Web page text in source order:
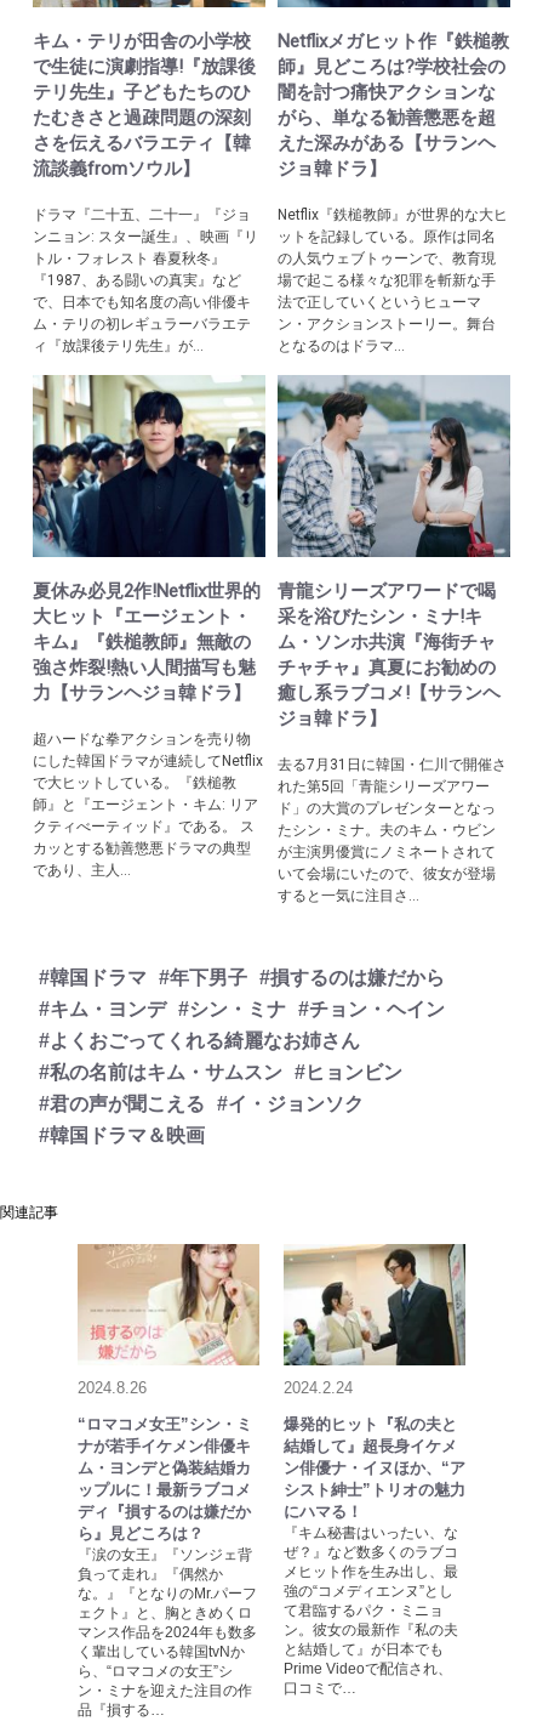
キム・テリが田舎の小学校
で生徒に演劇指導!『放課後
テリ先生』子どもたちのひ
たむきさと過疎問題の深刻
さを伝えるバラエティ【韓
流談義fromソウル】
ドラマ『二十五、二十一』『ジョ
ンニョン: スター誕生』、映画『リ
トル・フォレスト 春夏秋冬』
『1987、ある闘いの真実』など
で、日本でも知名度の高い俳優キ
ム・テリの初レギュラーバラエテ
ィ『放課後テリ先生』が...
Netflixメガヒット作『鉄槌教
師』見どころは?学校社会の
闇を討つ痛快アクションな
がら、単なる勧善懲悪を超
えた深みがある【サランヘ
ジョ韓ドラ】
Netflix『鉄槌教師』が世界的な大ヒ
ットを記録している。原作は同名
の人気ウェブトゥーンで、教育現
場で起こる様々な犯罪を斬新な手
法で正していくというヒューマ
ン・アクションストーリー。舞台
となるのはドラマ...
夏休み必見2作!Netflix世界的
大ヒット『エージェント・
キム』『鉄槌教師』無敵の
強さ炸裂!熱い人間描写も魅
力【サランヘジョ韓ドラ】
超ハードな拳アクションを売り物
にした韓国ドラマが連続してNetflix
で大ヒットしている。『鉄槌教
師』と『エージェント・キム: リア
クティべーティッド』である。 ス
カッとする勧善懲悪ドラマの典型
であり、主人...
青龍シリーズアワードで喝
采を浴びたシン・ミナ!キ
ム・ソンホ共演『海街チャ
チャチャ』真夏にお勧めの
癒し系ラブコメ!【サランヘ
ジョ韓ドラ】
去る7月31日に韓国・仁川で開催さ
れた第5回「青龍シリーズアワー
ド」の大賞のプレゼンターとなっ
たシン・ミナ。夫のキム・ウビン
が主演男優賞にノミネートされて
いて会場にいたので、彼女が登場
すると一気に注目さ...
#韓国ドラマ #年下男子 #損するのは嫌だから
#キム・ヨンデ #シン・ミナ #チョン・ヘイン
#よくおごってくれる綺麗なお姉さん
#私の名前はキム・サムスン #ヒョンビン
#君の声が聞こえる
#イ・ジョンソク
#韓国ドラマ＆映画
関連記事
2024.8.26
“ロマコメ女王”シン・ミ
ナが若手イケメン俳優キ
ム・ヨンデと偽装結婚カ
ップルに！最新ラブコメ
ディ『損するのは嫌だか
ら』見どころは？
『涙の女王』『ソンジェ背
負って走れ』『偶然か
な。』『となりのMr.パーフ
ェクト』と、胸ときめくロ
マンス作品を2024年も数多
く輩出している韓国tvNか
ら、“ロマコメの女王”シ
ン・ミナを迎えた注目の作
品『損する…
2024.2.24
爆発的ヒット『私の夫と
結婚して』超長身イケメ
ン俳優ナ・イヌほか、“ア
シスト紳士”トリオの魅力
にハマる！
『キム秘書はいったい、な
ぜ？』など数多くのラブコ
メヒット作を生み出し、最
強の“コメディエンヌ”とし
て君臨するパク・ミニョ
ン。彼女の最新作『私の夫
と結婚して』が日本でも
Prime Videoで配信され、
口コミで…